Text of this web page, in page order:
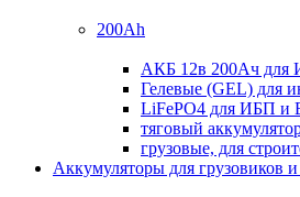
200Ah
АКБ 12в 200Ач для
Гелевые (GEL) для
LiFePO4 для ИБП и
тяговый
грузовые, для
Аккумуляторы для грузовиков